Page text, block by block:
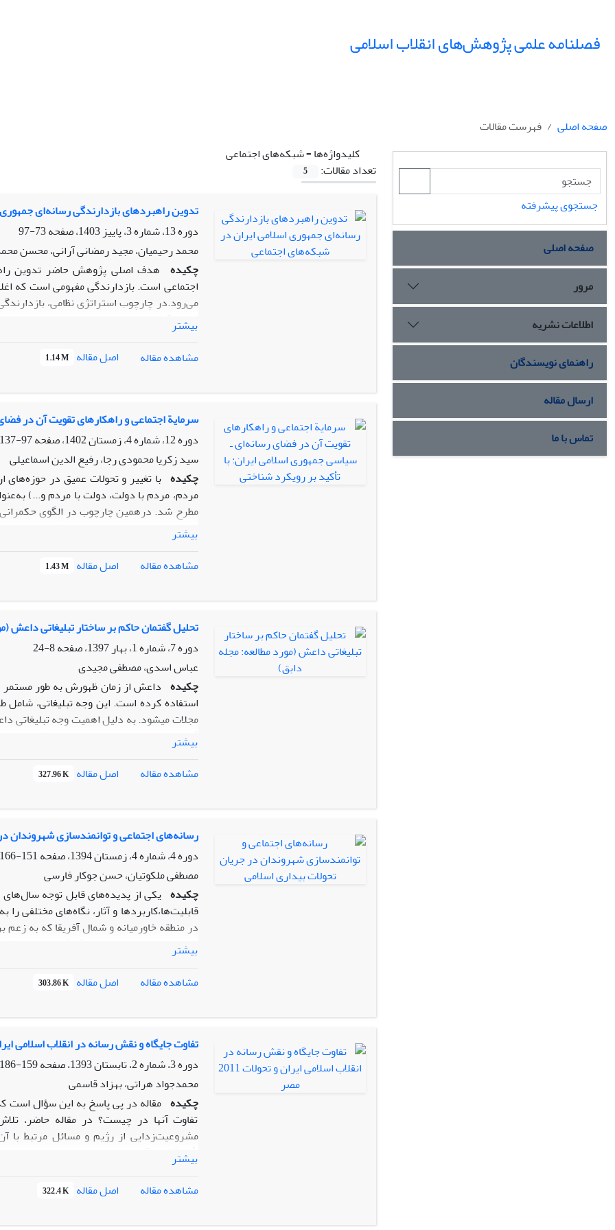
فصلنامه علمی پژوهش‌های انقلاب اسلامی
صفحه اصلی
فهرست مقالات
کلیدواژه‌ها =شبکه‌های اجتماعی
تعداد مقالات:
5
تدوین راهبردهای بازدارندگی رسانه‌ای
دوره 13، شماره 3، پاییز 1403، صفحه
73-97
محمد رحیمیان، مجید رمضانی آرانی، محسن
چکیده هدف اصلی پژوهش حاضر تدوین
اجتماعی است. بازدارندگی مفهومی است که
می‌رود.در چارچوب استراتژی نظامی،
کردن آن‌ها به اینکه هزینه‌ها یا پیامدهای
رسانه‌ای نقش راهبردی در تأمین امنیت
اجتماعی در ایران، برای جمهوری اسلامی
اهمیت است. روش بکار رفته در این پژوهش،
بایستی مواردی همچون اقدامات دفاعی،
همکاری بین‌المللی، تمرین‌ها و شبیه‌سازی،
بیشتر
مشاهده مقاله
اصل مقاله 1.14 M
سرمایة اجتماعی و راهکارهای تقویت آن در
دوره 12، شماره 4، زمستان 1402، صفحه
97-137
سید زکریا محمودی رجا، رفیع الدین اسماعیلی
چکیده با تغییر و تحولات عمیق در حوزه‌های
مردم، مردم با دولت، دولت با مردم و...)
مطرح شد. درهمین چارچوب در الگوی حکمرانی
محوری داشته است؛ به‌طوری‌که قریب
استمرار و تثبیت اهداف و عبور از بحران‌های
نسبت دادهاند. جنگ ترکیبی و شناختی
راهبرد‌های فرهنگی ـ سیاسی نظام سلطه
نخبگان و افراد صاحبنظر (رسانه‌ای، سیاسی،
کدگذاری محورهای مختلف، در نفر هشتم
گرنددتئوری حاکی از آن بود که مؤلفه‌های
(التهابات اقتصادی، وضعیت معیشتی ـ
شایسته‌سالاری و...، فرهنگی ـ اجتماعی
روان‌شناختی (احساس محرومیت و تبعیض،
سرمایه اجتماعی دارند؛ ضروری است با نگاهی
تدوین شود.
بیشتر
مشاهده مقاله
اصل مقاله 1.43 M
تحلیل گفتمان حاکم بر ساختار تبلیغاتی داعش
دوره 7، شماره 1، بهار 1397، صفحه
8-24
عباس اسدی، مصطفی مجیدی
چکیده داعش از زمان ظهورش به طور مستمر
استفاده کرده است. این وجه تبلیغاتی، شامل
مجلات می­شود. به دلیل اهمیت وجه تبلیغاتی
گفتمان حاکم بر ساختار تبلیغاتی داعش چیست
سوال اصلی، از روش تحلیل گفتمان به خصوص از
نشان می­دهند که نخست، قابلیت دسترسی این
انسان مسلمان و نیز بی­روح شدن زندگی
تبلیغات داعش می­شود.
به طور کلی، در این مقاله با استنادهای متعدد
بررسی قرار گرفته­اند.
بیشتر
مشاهده مقاله
اصل مقاله 327.96 K
رسانه‌های اجتماعی و توانمند‌سازی شهروندان
دوره 4، شماره 4، زمستان 1394، صفحه
151-166
مصطفی ملکوتیان، حسن جوکار فارسی
چکیده یکی از پدیده‌های قابل توجه سال‌های
قابلیت‌ها،کاربردها و آثار، نگاه‌های مختلفی
در منطقه خاورمیانه و شمال آفریقا که به زعم
مطالعه به دنبال بررسی چگونگی ایفای
معتقدند توسط شبکه‌های اجتماعی پیش رفته‌اند
لذا برخی مدعی‌اند که اینترنت و ابزارهای آن
مطالعه ضمن پذیرش اصل تأثیرات رسانه‌های
نظریه صدا با استفاده از اطلاعات و منابع در
حد از رسانه‌های اجتماعی چون فیس بوک
نموده‌اند. لازم به ذکر است در این نوشتار،
ذیل عنوان بیداری اسلامی توصیف شده‌اند.
بیشتر
مشاهده مقاله
اصل مقاله 303.86 K
تفاوت جایگاه و نقش رسانه در انقلاب اسلامی ایران و
دوره 3، شماره 2، تابستان 1393، صفحه
159-186
محمدجواد هراتی، بهزاد قاسمی
چکیده مقاله در پی پاسخ به این سؤال است
تفاوت آنها در چیست؟ در مقاله حاضر،
مشروعیت‌زدایی از رژیم و مسائل مرتبط
تأثیرگذاری آن در تداوم تحولات را مورد
رسانه سنتی که از طریق مساجد و تکایا صورت
با شبکه‌های مجازی که ناشناخته هستند،
جنبش مصر چنین عمل نکرد و باعث کند شدن
بیشتر
مشاهده مقاله
اصل مقاله 322.4 K
جستجوی پیشرفته
صفحه اصلی
مرور
اطلاعات نشریه
راهنمای نویسندگان
ارسال مقاله
تماس با ما